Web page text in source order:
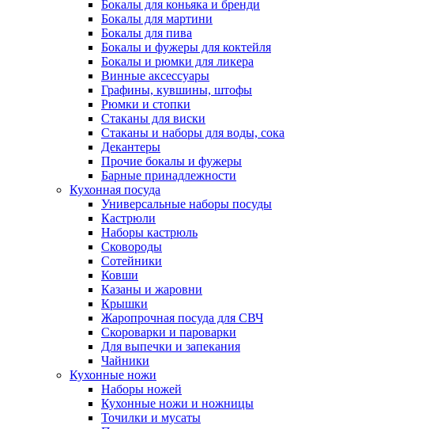
Бокалы для коньяка и бренди
Бокалы для мартини
Бокалы для пива
Бокалы и фужеры для коктейля
Бокалы и рюмки для ликера
Винные аксессуары
Графины, кувшины, штофы
Рюмки и стопки
Стаканы для виски
Стаканы и наборы для воды, сока
Декантеры
Прочие бокалы и фужеры
Барные принадлежности
Кухонная посуда
Универсальные наборы посуды
Кастрюли
Наборы кастрюль
Сковороды
Сотейники
Ковши
Казаны и жаровни
Крышки
Жаропрочная посуда для СВЧ
Скороварки и пароварки
Для выпечки и запекания
Чайники
Кухонные ножи
Наборы ножей
Кухонные ножи и ножницы
Точилки и мусаты